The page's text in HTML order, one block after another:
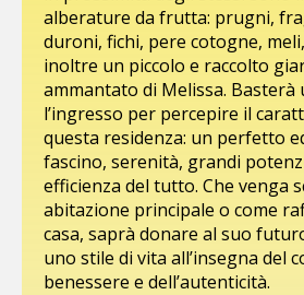
alberature da frutta: prugni,
duroni, fichi, pere cotogne,
inoltre un piccolo e raccolto
ammantato di Melissa. Basterà
l’ingresso per percepire il
questa residenza: un perfetto
fascino, serenità, grandi
efficienza del tutto. Che venga
abitazione principale o come
casa, saprà donare al suo
uno stile di vita all’insegna del
benessere e dell’autenticità.